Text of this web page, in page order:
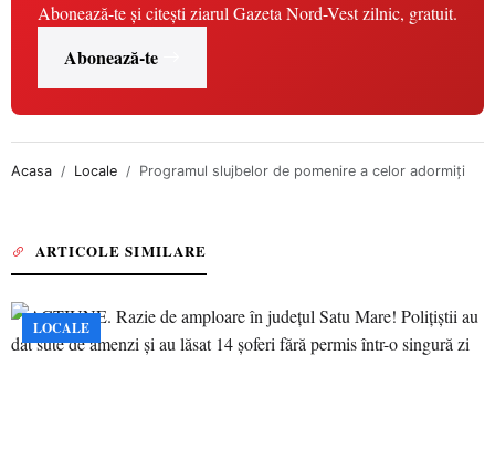
Abonează-te și citești ziarul Gazeta Nord-Vest zilnic, gratuit.
Abonează-te
Acasa Locale Programul slujbelor de pomenire a celor adormiți
ARTICOLE SIMILARE
LOCALE